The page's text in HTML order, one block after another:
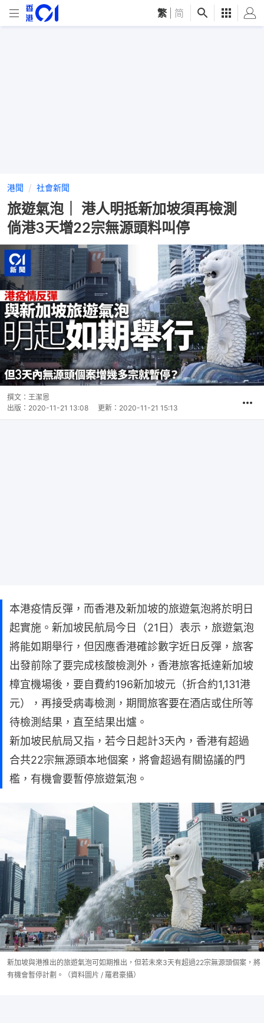
繁 简
港聞 社會新聞
旅遊氣泡｜ 港人明抵新加坡須再檢測
倘港3天增22宗無源頭料叫停
撰文： 王潔恩
出版： 2020-11-21 13:08 更新： 2020-11-21 15:13
本港疫情反彈，而香港及新加坡的旅遊氣泡將於明日
起實施。新加坡民航局今日（21日）表示，旅遊氣泡
將能如期舉行，但因應香港確診數字近日反彈，旅客
出發前除了要完成核酸檢測外，香港旅客抵達新加坡
樟宜機場後，要自費約196新加坡元（折合約1,131港
元），再接受病毒檢測，期間旅客要在酒店或住所等
待檢測結果，直至結果出爐。
新加坡民航局又指，若今日起計3天內，香港有超過
合共22宗無源頭本地個案，將會超過有關協議的門
檻，有機會要暫停旅遊氣泡。
新加坡與港推出的旅遊氣泡可如期推出，但若未來3天有超過22宗無源頭個案，將
有機會暫停計劃。（資料圖片 / 羅君豪攝）